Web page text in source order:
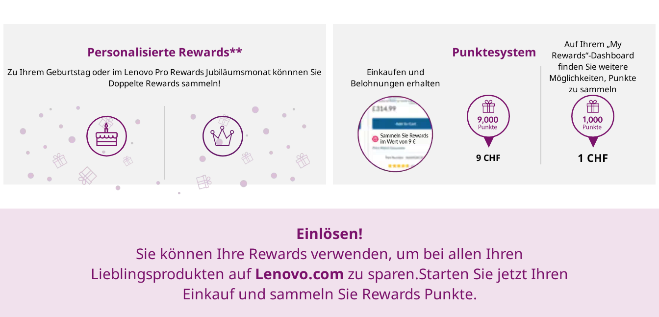
Personalisierte Rewards**
Zu Ihrem Geburtstag oder im Lenovo Pro Rewards Jubiläumsmonat könnnen Sie
Doppelte Rewards sammeln!
Punktesystem
Einkaufen und
Belohnungen erhalten
9 CHF
Auf Ihrem „My
Rewards“-Dashboard
finden Sie weitere
Möglichkeiten, Punkte
zu sammeln
1 CHF
Einlösen!
Sie können Ihre Rewards verwenden, um bei allen Ihren
Lieblingsprodukten aufLenovo.com zu sparen.Starten Sie jetzt Ihren
Einkauf und sammeln Sie Rewards Punkte.